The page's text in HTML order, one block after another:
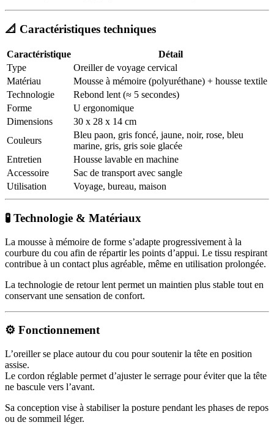
📐 Caractéristiques techniques
Caractéristique
Détail
Type
Oreiller de voyage cervical
Matériau
Mousse à mémoire (polyuréthane) + housse textile
Technologie
Rebond lent (≈ 5 secondes)
Forme
U ergonomique
Dimensions
30 x 28 x 14 cm
Couleurs
Bleu paon, gris foncé, jaune, noir, rose, bleu
marine, gris, gris soie glacée
Entretien
Housse lavable en machine
Accessoire
Sac de transport avec sangle
Utilisation
Voyage, bureau, maison
🧪 Technologie & Matériaux
La mousse à mémoire de forme s’adapte progressivement à la
courbure du cou afin de répartir les points d’appui. Le tissu respirant
contribue à un contact plus agréable, même en utilisation prolongée.
La technologie de retour lent permet un maintien plus stable tout en
conservant une sensation de confort.
⚙️ Fonctionnement
L’oreiller se place autour du cou pour soutenir la tête en position
assise.
Le cordon réglable permet d’ajuster le serrage pour éviter que la tête
ne bascule vers l’avant.
Sa conception vise à stabiliser la posture pendant les phases de repos
ou de sommeil léger.